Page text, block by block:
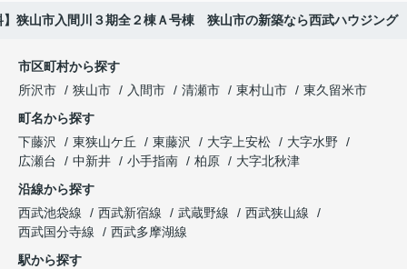
】狭山市入間川３期全２棟Ａ号棟 狭山市の新築なら西武ハウジング
市区町村から探す
所沢市
狭山市 入間市 清瀬市 東村山市
東久留米市
町名から探す
下藤沢
東狭山ケ丘 東藤沢 大字上安松
大字水野
広瀬台
中新井 小手指南 柏原
大字北秋津
沿線から探す
西武池袋線
西武新宿線 武蔵野線
西武狭山線
西武国分寺線
西武多摩湖線
駅から探す